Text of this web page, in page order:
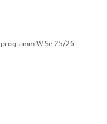
WiSe 25/26